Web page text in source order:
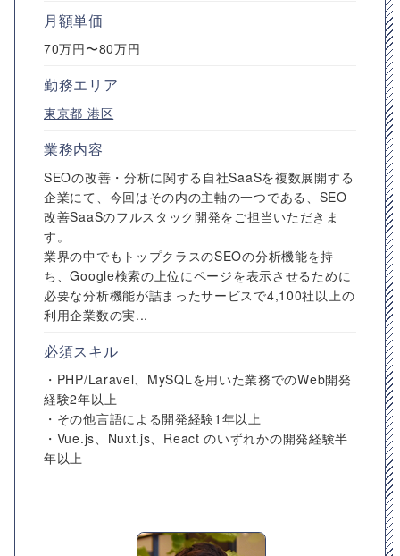
月額単価
70万円〜80万円
勤務エリア
東京都 港区
業務内容
SEOの改善・分析に関する自社SaaSを複数展開する
企業にて、今回はその内の主軸の一つである、SEO
改善SaaSのフルスタック開発をご担当いただきま
す。
業界の中でもトップクラスのSEOの分析機能を持
ち、Google検索の上位にページを表示させるために
必要な分析機能が詰まったサービスで4,100社以上の
利用企業数の実...
必須スキル
・PHP/Laravel、MySQLを用いた業務でのWeb開発
経験2年以上
・その他言語による開発経験1年以上
・Vue.js、Nuxt.js、React のいずれかの開発経験半
年以上